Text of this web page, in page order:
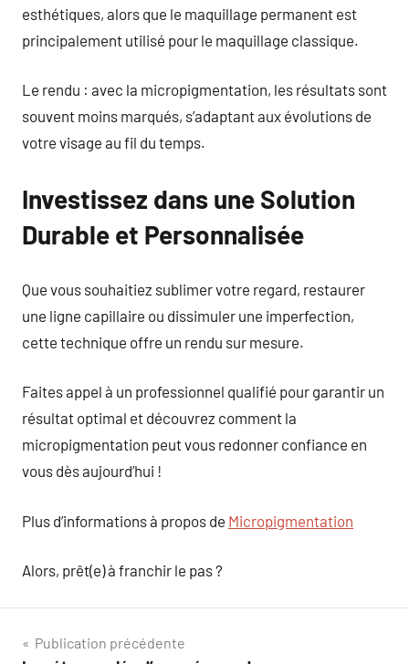
esthétiques, alors que le maquillage permanent est
principalement utilisé pour le maquillage classique.
Le rendu : avec la micropigmentation, les résultats sont
souvent moins marqués, s’adaptant aux évolutions de
votre visage au fil du temps.
Investissez dans une Solution
Durable et Personnalisée
Que vous souhaitiez sublimer votre regard, restaurer
une ligne capillaire ou dissimuler une imperfection,
cette technique offre un rendu sur mesure.
Faites appel à un professionnel qualifié pour garantir un
résultat optimal et découvrez comment la
micropigmentation peut vous redonner confiance en
vous dès aujourd’hui !
Plus d’informations à propos de Micropigmentation
Alors, prêt(e) à franchir le pas ?
Navigation
Publication précédente